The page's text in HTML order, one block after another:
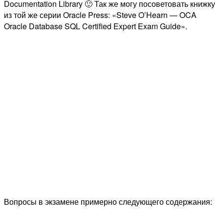
Documentation Library 🙂 Так же могу посоветовать книжку
из той же серии Oracle Press: «Steve O’Hearn — OCA
Oracle Database SQL Certified Expert Exam Guide».
Вопросы в экзамене примерно следующего содержания: